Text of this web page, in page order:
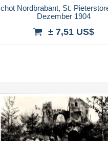
Nordbrabant, St.
Dezember 1904
± 7,51 US$